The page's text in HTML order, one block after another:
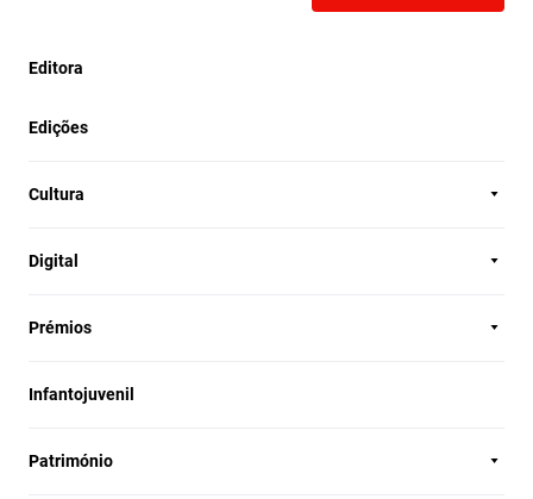
Editora
Edições
Cultura
Digital
Prémios
Infantojuvenil
Património